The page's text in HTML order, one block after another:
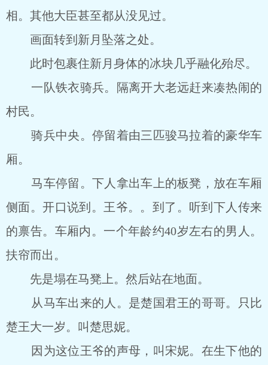
相。其他大臣甚至都从没见过。
画面转到新月坠落之处。
此时包裹住新月身体的冰块几乎融化殆尽。
一队铁衣骑兵。隔离开大老远赶来凑热闹的
村民。
骑兵中央。停留着由三匹骏马拉着的豪华车
厢。
马车停留。下人拿出车上的板凳，放在车厢
侧面。开口说到。王爷。。到了。听到下人传来
的禀告。车厢内。一个年龄约40岁左右的男人。
扶帘而出。
先是塌在马凳上。然后站在地面。
从马车出来的人。是楚国君王的哥哥。只比
楚王大一岁。叫楚思妮。
因为这位王爷的声母，叫宋妮。在生下他的